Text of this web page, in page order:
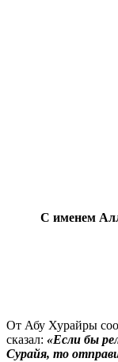
С именем
От Абу Хурайры
сказал: «Если бы
Сурайя, то